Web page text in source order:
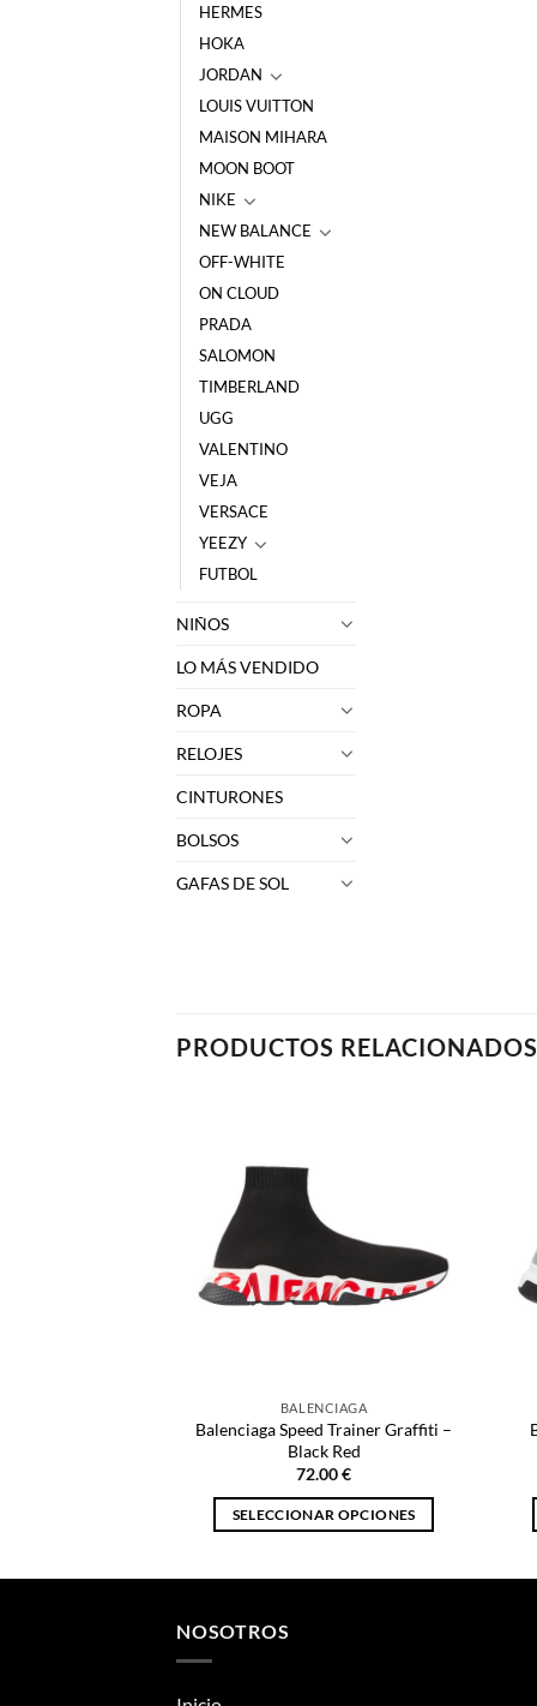
HERMES
HOKA
JORDAN
LOUIS VUITTON
MAISON MIHARA
MOON BOOT
NIKE
NEW BALANCE
OFF-WHITE
ON CLOUD
PRADA
SALOMON
TIMBERLAND
UGG
VALENTINO
VEJA
VERSACE
YEEZY
FUTBOL
NIÑOS
LO MÁS VENDIDO
ROPA
RELOJES
CINTURONES
BOLSOS
GAFAS DE SOL
PRODUCTOS RELACIONADOS
BALENCIAGA
Balenciaga Speed Trainer Graffiti –
Black Red
72.00€
SELECCIONAR OPCIONES
NOSOTROS